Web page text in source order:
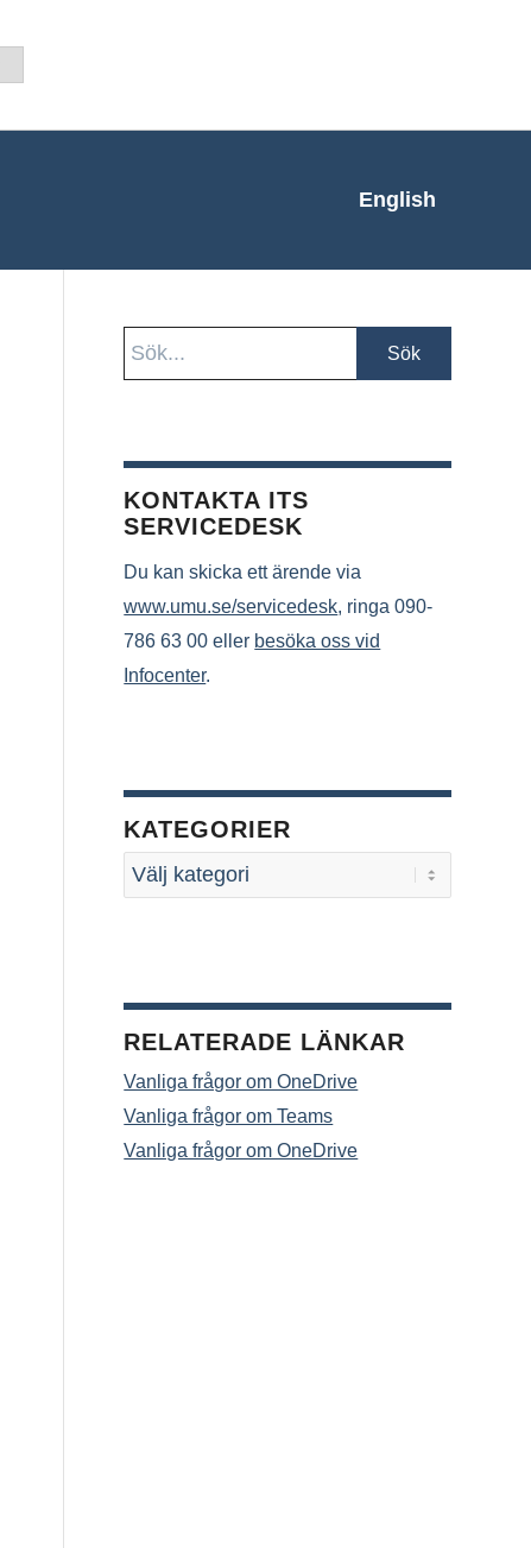
English
KONTAKTA ITS
SERVICEDESK
Du kan skicka ett ärende via
www.umu.se/servicedesk, ringa 090-
786 63 00 eller besöka oss vid
Infocenter.
KATEGORIER
RELATERADE LÄNKAR
Vanliga frågor om OneDrive
Vanliga frågor om Teams
Vanliga frågor om OneDrive